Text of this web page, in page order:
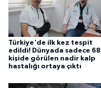
Türkiye'de ilk kez tespit
edildi! Dünyada sadece 68
kişide görülen nadir kalp
hastalığı ortaya çıktı